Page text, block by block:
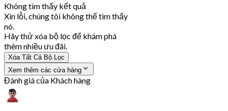
Không tìm thấy kết quả
Xin lỗi, chúng tôi không thể tìm thấy
nó.
Hãy thử xóa bộ lọc để khám phá
thêm nhiều ưu đãi.
Xóa Tất Cả Bộ Lọc
Xem thêm các cửa hàng
Đánh giá của Khách hàng